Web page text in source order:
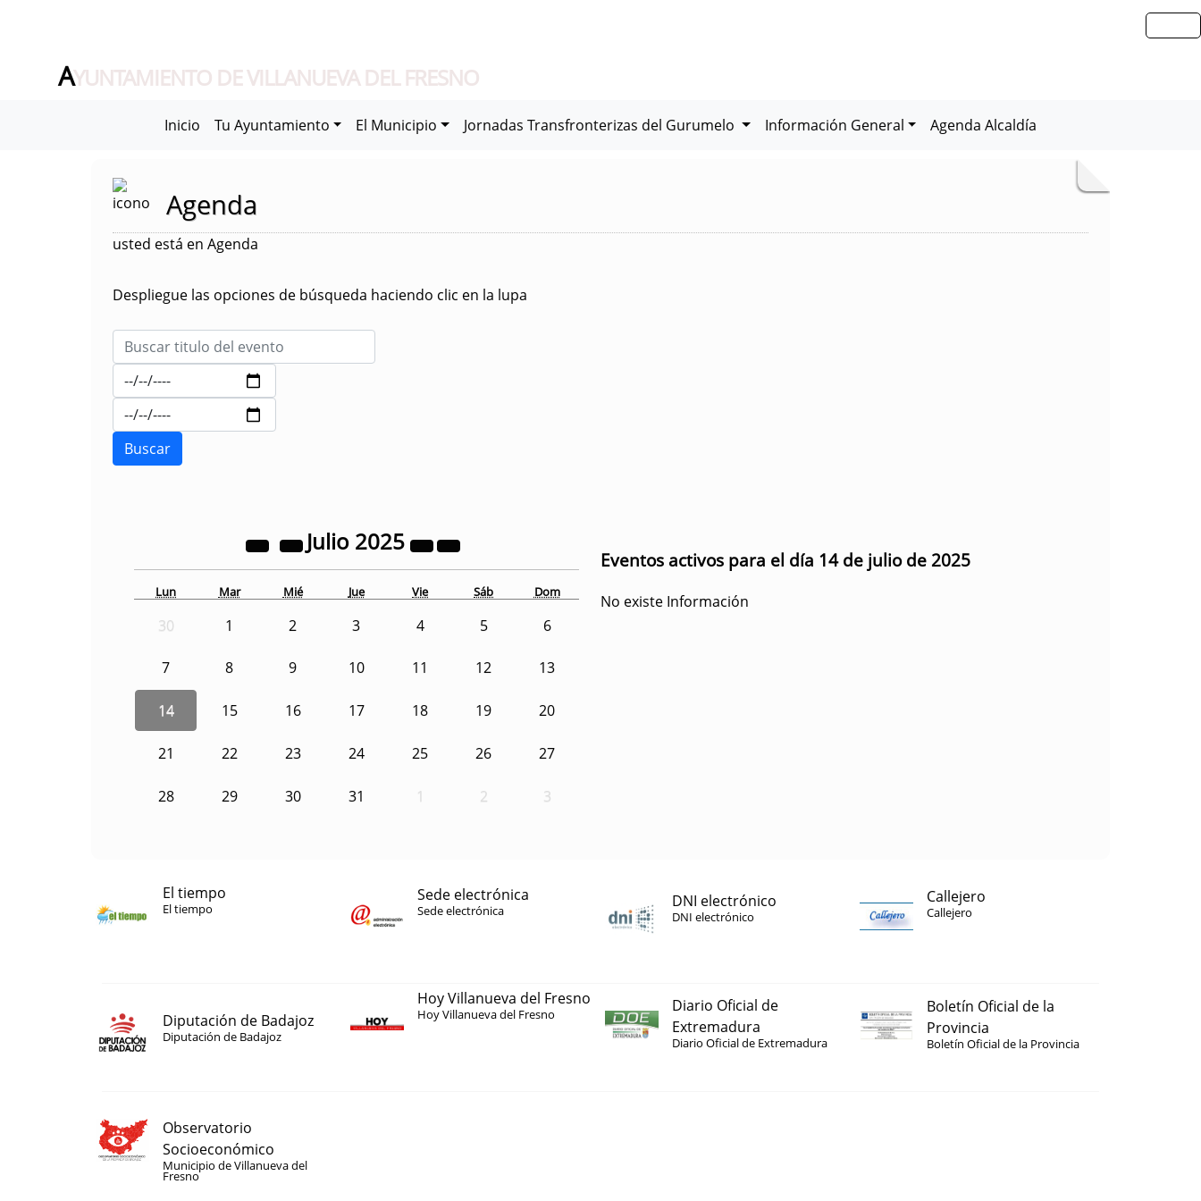
AYUNTAMIENTO DE VILLANUEVA DEL FRESNO
Inicio Tu Ayuntamiento El Municipio Jornadas Transfronterizas del Gurumelo Información General Agenda Alcaldía
Agenda
usted está en Agenda
Despliegue las opciones de búsqueda haciendo clic en la lupa
Julio 2025
Lun Mar Mié Jue Vie Sáb Dom
30 1 2 3 4 5 6
7 8 9 10 11 12 13
14 15 16 17 18 19 20
21 22 23 24 25 26 27
28 29 30 31 1 2 3
Eventos activos para el día 14 de julio de 2025
No existe Información
El tiempo
El tiempo
Sede electrónica
Sede electrónica DNI electrónico
DNI electrónico
Callejero
Callejero
Diputación de Badajoz
Diputación de Badajoz
Hoy Villanueva del Fresno
Hoy Villanueva del Fresno
Diario Oficial de
Extremadura
Diario Oficial de Extremadura
Boletín Oficial de la
Provincia
Boletín Oficial de la Provincia
Observatorio
Socioeconómico
Municipio de Villanueva del
Fresno